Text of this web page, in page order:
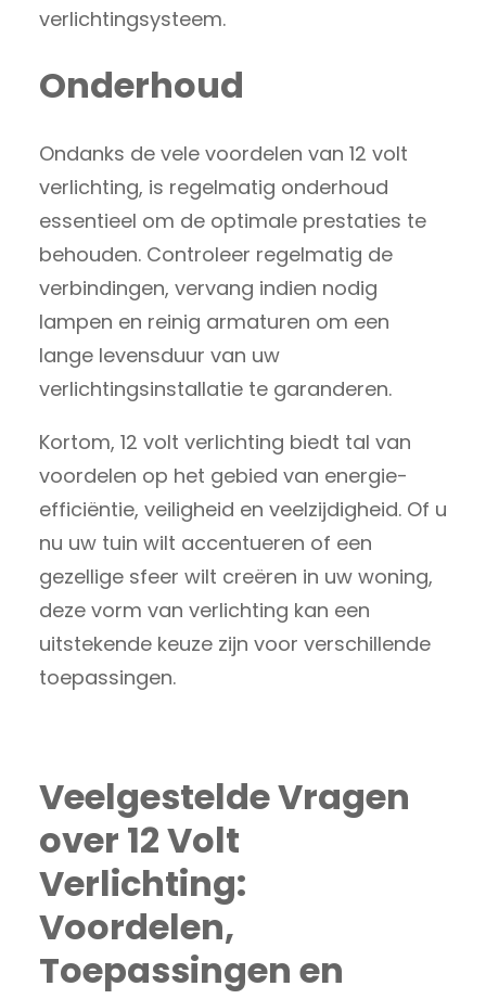
verlichtingsysteem.
Onderhoud
Ondanks de vele voordelen van 12 volt
verlichting, is regelmatig onderhoud
essentieel om de optimale prestaties te
behouden. Controleer regelmatig de
verbindingen, vervang indien nodig
lampen en reinig armaturen om een
lange levensduur van uw
verlichtingsinstallatie te garanderen.
Kortom, 12 volt verlichting biedt tal van
voordelen op het gebied van energie-
efficiëntie, veiligheid en veelzijdigheid. Of u
nu uw tuin wilt accentueren of een
gezellige sfeer wilt creëren in uw woning,
deze vorm van verlichting kan een
uitstekende keuze zijn voor verschillende
toepassingen.
Veelgestelde Vragen
over 12 Volt
Verlichting:
Voordelen,
Toepassingen en